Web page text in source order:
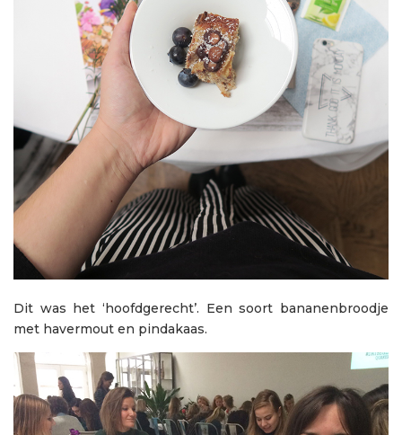
Dit was het ‘hoofdgerecht’. Een soort bananenbroodje
met havermout en pindakaas.